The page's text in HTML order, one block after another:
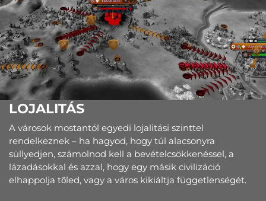
LOJALITÁS
A városok mostantól egyedi lojalitási szinttel
rendelkeznek – ha hagyod, hogy túl alacsonyra
süllyedjen, számolnod kell a bevételcsökkenéssel, a
lázadásokkal és azzal, hogy egy másik civilizáció
elhappolja tőled, vagy a város kikiáltja függetlenségét.